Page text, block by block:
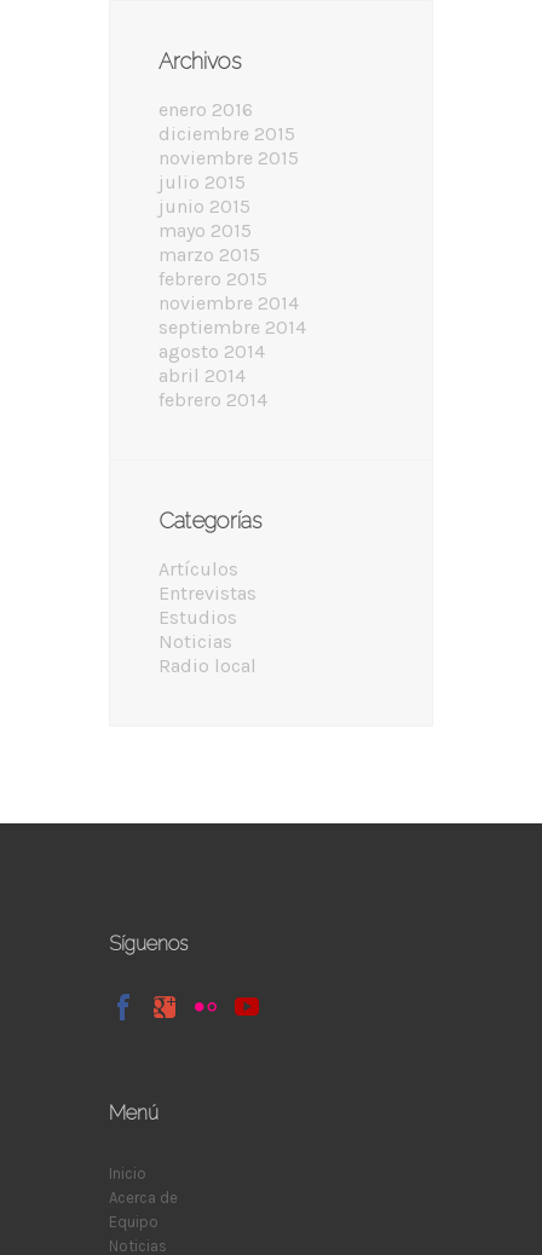
Archivos
enero 2016
diciembre 2015
noviembre 2015
julio 2015
junio 2015
mayo 2015
marzo 2015
febrero 2015
noviembre 2014
septiembre 2014
agosto 2014
abril 2014
febrero 2014
Categorías
Artículos
Entrevistas
Estudios
Noticias
Radio local
Síguenos
Menú
Inicio
Acerca de
Equipo
Noticias